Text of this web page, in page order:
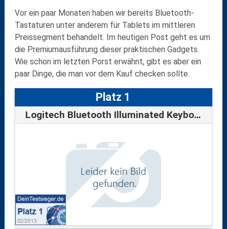
Vor ein paar Monaten haben wir bereits Bluetooth-
Tastaturen unter anderem für Tablets im mittleren
Preissegment behandelt. Im heutigen Post geht es um
die Premiumausführung dieser praktischen Gadgets.
Wie schon im letzten Porst erwähnt, gibt es aber ein
paar Dinge, die man vor dem Kauf checken sollte.
Platz 1
Logitech Bluetooth Illuminated Keyboard …